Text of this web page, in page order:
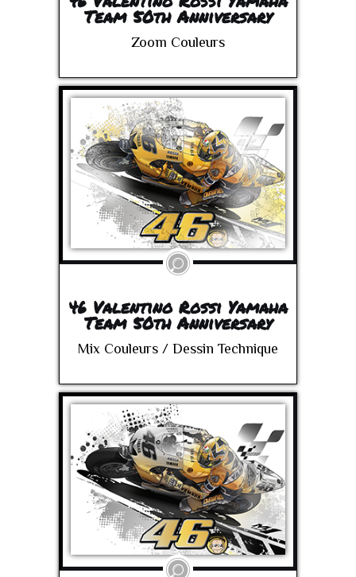
Team 50th Anniversary
Zoom Couleurs
46 Valentino Rossi Yamaha
Team 50th Anniversary
Mix Couleurs / Dessin Technique